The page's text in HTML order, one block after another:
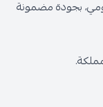
بجودة مضمونة